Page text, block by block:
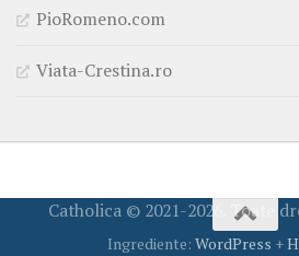
PioRomeno.com
Viata-Crestina.ro
Catholica © 2021-2026. Toate
Ingrediente: WordPress +